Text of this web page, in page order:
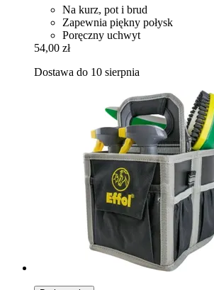
Na kurz, pot i brud
Zapewnia piękny połysk
Poręczny uchwyt
54,00 zł
Dostawa do 10 sierpnia